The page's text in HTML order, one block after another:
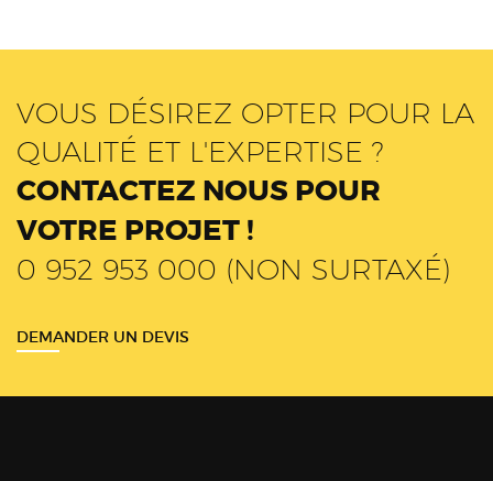
VOUS DÉSIREZ OPTER POUR LA
QUALITÉ ET L'EXPERTISE ?
CONTACTEZ NOUS POUR
VOTRE PROJET !
0 952 953 000 (NON SURTAXÉ)
DEMANDER UN DEVIS